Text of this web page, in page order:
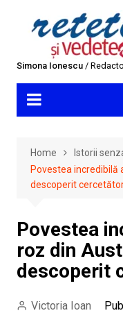
Simona Ionescu/
Home
Istorii
Povestea incredibilă
descoperit
Povestea
roz din
descoperit
Victoria Ioan